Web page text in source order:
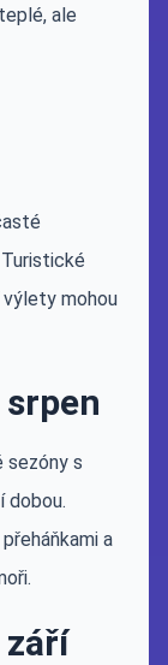
ale
mohou
sezóny s
dobou.
a
září